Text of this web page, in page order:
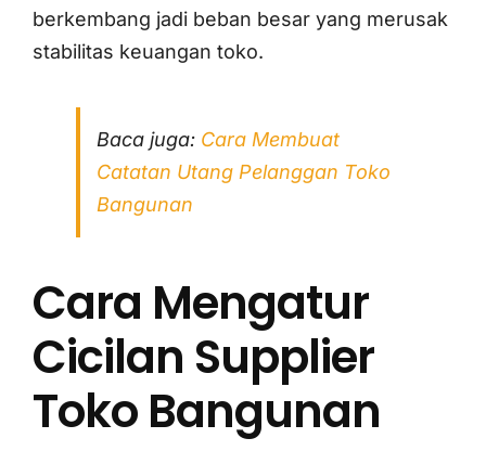
berkembang jadi beban besar yang merusak
stabilitas keuangan toko.
Baca juga: Cara Membuat
Catatan Utang Pelanggan Toko
Bangunan
Cara Mengatur
Cicilan Supplier
Toko Bangunan